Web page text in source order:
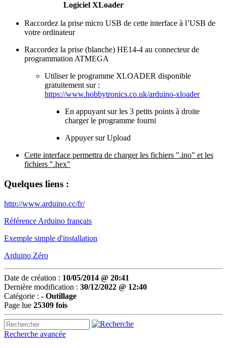
Logiciel XLoader
Raccordez la prise micro USB de cette interface à l’USB de
votre ordinateur
Raccordez la prise (blanche) HE14-4 au connecteur de
programmation ATMEGA
Utiliser le programme XLOADER disponible
gratuitement sur :
https://www.hobbytronics.co.uk/arduino-xloader
En appuyant sur les 3 petits points à droite
charger le programme fourni
Appuyer sur Upload
Cette interface permettra de charger les fichiers ".ino" et les
fichiers ".hex"
Quelques liens :
http://www.arduino.cc/fr/
Référence Arduino français
Exemple simple d'installation
Arduino Zéro
Date de création : 10/05/2014 @ 20:41
Dernière modification : 30/12/2022 @ 12:40
Catégorie : - Outillage
Page lue 25309 fois
Recherche avancée